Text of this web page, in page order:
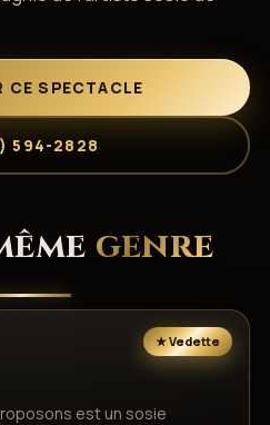
CE SPECTACLE
594-2828
genre
est un sosie